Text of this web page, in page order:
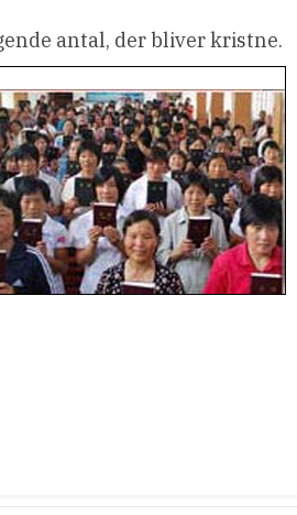
antal, der bliver kristne.